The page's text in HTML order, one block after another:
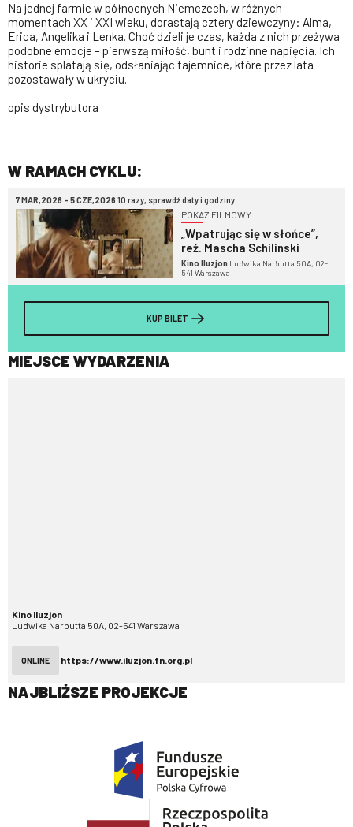
Na jednej farmie w północnych Niemczech, w różnych
momentach XX i XXI wieku, dorastają cztery dziewczyny: Alma,
Erica, Angelika i Lenka. Choć dzieli je czas, każda z nich przeżywa
podobne emocje – pierwszą miłość, bunt i rodzinne napięcia. Ich
historie splatają się, odsłaniając tajemnice, które przez lata
pozostawały w ukryciu.
opis dystrybutora
W RAMACH CYKLU:
7 MAR,2026 - 5 CZE,2026 10 razy, sprawdź daty i godziny
POKAZ FILMOWY
„Wpatrując się w słońce”,
reż. Mascha Schilinski
Kino Iluzjon Ludwika Narbutta 50A, 02-
541 Warszawa
KUP BILET
MIEJSCE WYDARZENIA
Kino Iluzjon
Ludwika Narbutta 50A, 02-541 Warszawa
ONLINE https://www.iluzjon.fn.org.pl
NAJBLIŻSZE PROJEKCJE